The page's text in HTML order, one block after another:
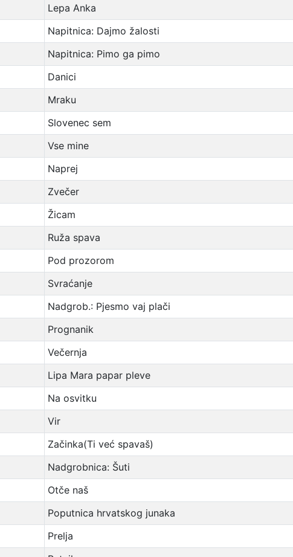
Lepa Anka
Napitnica: Dajmo žalosti
Napitnica: Pimo ga pimo
Danici
Mraku
Slovenec sem
Vse mine
Naprej
Zvečer
Žicam
Ruža spava
Pod prozorom
Svraćanje
Nadgrob.: Pjesmo vaj plači
Prognanik
Večernja
Lipa Mara papar pleve
Na osvitku
Vir
Začinka(Ti već spavaš)
Nadgrobnica: Šuti
Otče naš
Poputnica hrvatskog junaka
Prelja